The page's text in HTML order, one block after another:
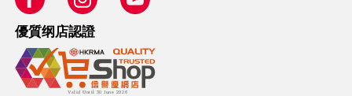
優質纲店認證